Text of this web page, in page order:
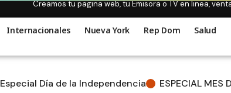
Creamos tu pagina web, tu Emisora o TV en linea,
Internacionales Nueva York Rep Dom Salud
Especial Día de la Independencia ESPECIAL MES